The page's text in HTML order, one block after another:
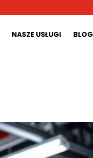
NASZE USŁUGI BLOG